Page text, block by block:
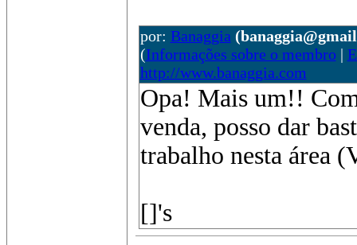
por: Banaggia
(Informações sobre o membro|
http://www.banaggia.com
Opa! Mais um!!
venda, posso dar
trabalho nesta área
[]'s